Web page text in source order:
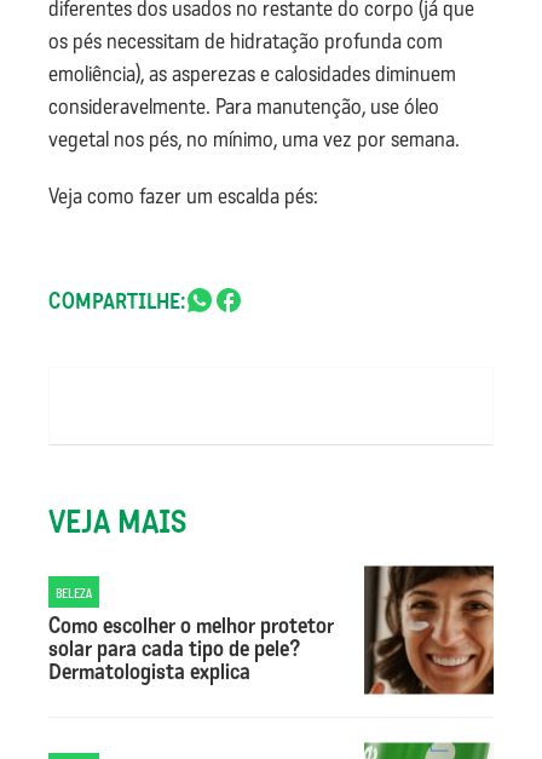
diferentes dos usados no restante do corpo (já que
os pés necessitam de hidratação profunda com
emoliência), as asperezas e calosidades diminuem
consideravelmente. Para manutenção, use óleo
vegetal nos pés, no mínimo, uma vez por semana.
Veja como fazer um escalda pés:
COMPARTILHE:
VEJA MAIS
BELEZA
Como escolher o melhor protetor
solar para cada tipo de pele?
Dermatologista explica